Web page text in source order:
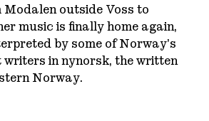
outside Voss to
music is finally home again,
by some of Norway’s
in nynorsk, the written
Norway.